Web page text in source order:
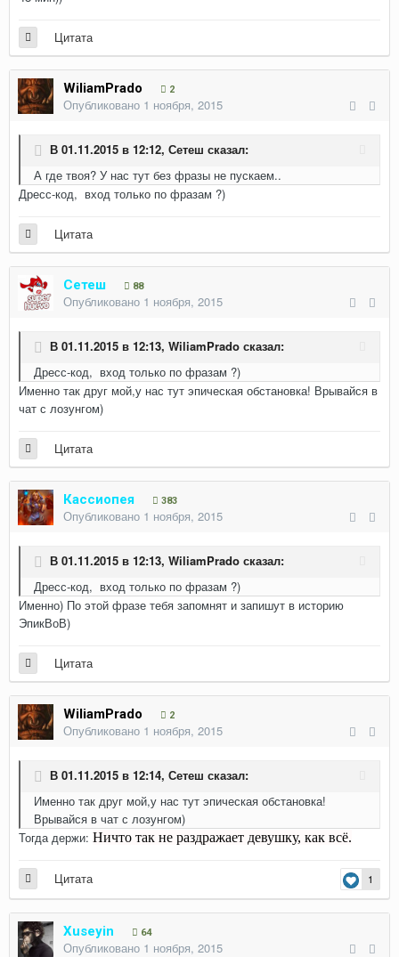
Цитата
WiliamPrado 2
Опубликовано 1 ноября, 2015
В 01.11.2015 в 12:12, Сетеш сказал:
А где твоя? У нас тут без фразы не пускаем..
Дресс-код, вход только по фразам ?)
Цитата
Сетеш 88
Опубликовано 1 ноября, 2015
В 01.11.2015 в 12:13, WiliamPrado сказал:
Дресс-код, вход только по фразам ?)
Именно так друг мой,у нас тут эпическая обстановка! Врывайся в
чат с лозунгом)
Цитата
Кассиопея 383
Опубликовано 1 ноября, 2015
В 01.11.2015 в 12:13, WiliamPrado сказал:
Дресс-код, вход только по фразам ?)
Именно) По этой фразе тебя запомнят и запишут в историю
ЭпикВоВ)
Цитата
WiliamPrado 2
Опубликовано 1 ноября, 2015
В 01.11.2015 в 12:14, Сетеш сказал:
Именно так друг мой,у нас тут эпическая обстановка!
Врывайся в чат с лозунгом)
Тогда держи: Ничто так не раздражает девушку, как всё.
1
Цитата
Xuseyin 64
Опубликовано 1 ноября, 2015